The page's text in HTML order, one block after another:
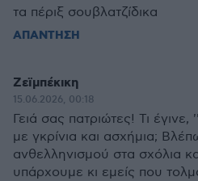
τα πέριξ σουβλατζίδικα
ΑΠΑΝΤΗΣΗ
Ζεϊμπέκικη
15.06.2026, 00:18
Γειά σας πατριώτες! Τι
με γκρίνια και ασχήμια;
ανθελληνισμού στα σχόλια
υπάρχουμε κι εμείς που